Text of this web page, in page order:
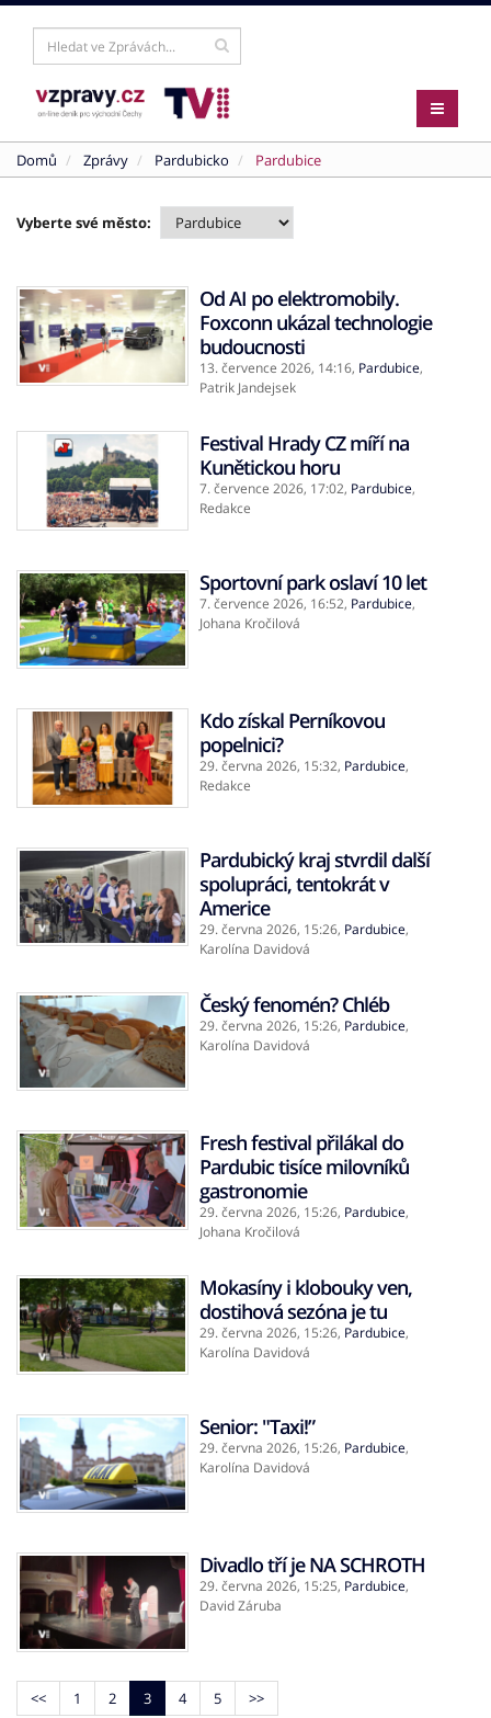
Domů Zprávy Pardubicko Pardubice
Vyberte své město:
Od AI po elektromobily.
Foxconn ukázal technologie
budoucnosti
13. července 2026, 14:16, Pardubice,
Patrik Jandejsek
Festival Hrady CZ míří na
Kunětickou horu
7. července 2026, 17:02, Pardubice,
Redakce
Sportovní park oslaví 10 let
7. července 2026, 16:52, Pardubice,
Johana Kročilová
Kdo získal Perníkovou
popelnici?
29. června 2026, 15:32, Pardubice,
Redakce
Pardubický kraj stvrdil další
spolupráci, tentokrát v
Americe
29. června 2026, 15:26, Pardubice,
Karolína Davidová
Český fenomén? Chléb
29. června 2026, 15:26, Pardubice,
Karolína Davidová
Fresh festival přilákal do
Pardubic tisíce milovníků
gastronomie
29. června 2026, 15:26, Pardubice,
Johana Kročilová
Mokasíny i klobouky ven,
dostihová sezóna je tu
29. června 2026, 15:26, Pardubice,
Karolína Davidová
Senior: "Taxi!”
29. června 2026, 15:26, Pardubice,
Karolína Davidová
Divadlo tří je NA SCHROTH
29. června 2026, 15:25, Pardubice,
David Záruba
<< 1 2 3 4 5 >>